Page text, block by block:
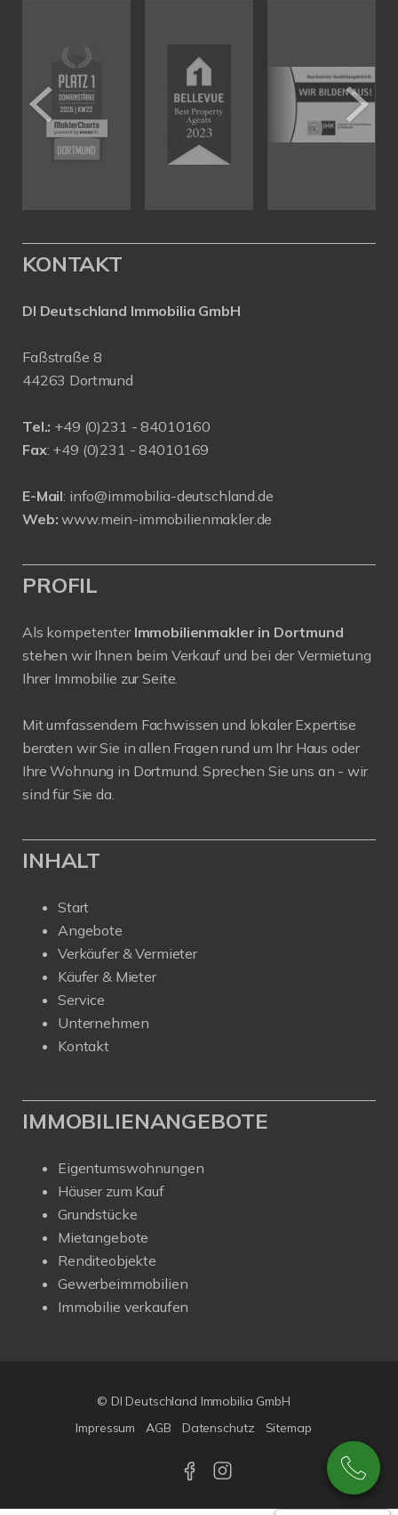
KONTAKT
DI Deutschland Immobilia GmbH
Faßstraße 8
44263 Dortmund
Tel.: +49 (0)231 - 84010160
Fax: +49 (0)231 - 84010169
E-Mail: info@immobilia-deutschland.de
Web: www.mein-immobilienmakler.de
PROFIL
Als kompetenter Immobilienmakler in Dortmund
stehen wir Ihnen beim Verkauf und bei der Vermietung
Ihrer Immobilie zur Seite.
Mit umfassendem Fachwissen und lokaler Expertise
beraten wir Sie in allen Fragen rund um Ihr Haus oder
Ihre Wohnung in Dortmund. Sprechen Sie uns an - wir
sind für Sie da.
INHALT
Start
Angebote
Verkäufer & Vermieter
Käufer & Mieter
Service
Unternehmen
Kontakt
IMMOBILIENANGEBOTE
Eigentumswohnungen
Häuser zum Kauf
Grundstücke
Mietangebote
Renditeobjekte
Gewerbeimmobilien
Immobilie verkaufen
© DI Deutschland Immobilia GmbH
Impressum
AGB Datenschutz Sitemap